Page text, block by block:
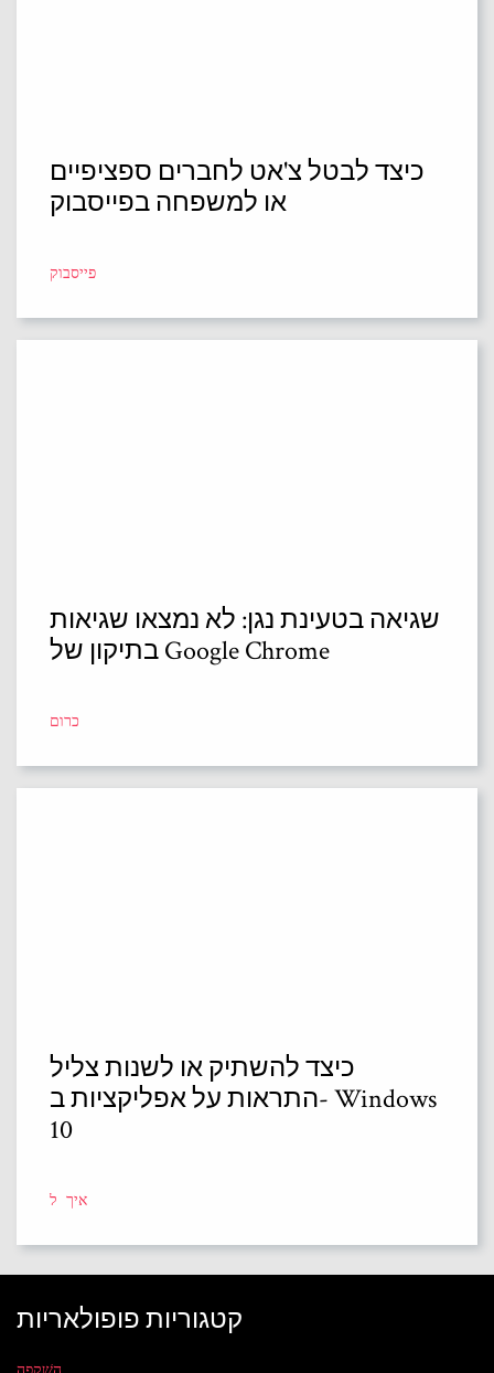
כיצד לבטל צ'אט לחברים ספציפיים
או למשפחה בפייסבוק
פייסבוק
שגיאה בטעינת נגן: לא נמצאו שגיאות
בתיקון של Google Chrome
כרום
כיצד להשתיק או לשנות צליל
התראות על אפליקציות ב- Windows
10
איך ל
קטגוריות פופולאריות